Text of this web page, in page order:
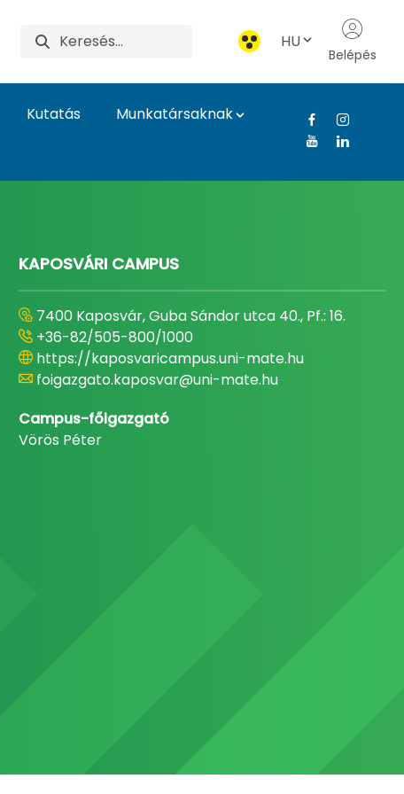
HU
Belépés
Kutatás
Munkatársaknak
KAPOSVÁRI CAMPUS
7400 Kaposvár, Guba Sándor utca 40., Pf.: 16.
+36-82/505-800/1000
https://kaposvaricampus.uni-mate.hu
foigazgato.kaposvar@uni-mate.hu
Campus-főigazgató
Vörös Péter